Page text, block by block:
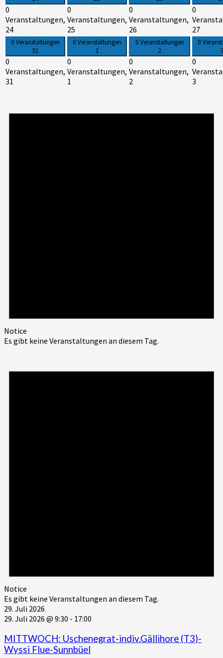
0
Veranstaltungen,
24
0
Veranstaltungen,
25
0
Veranstaltungen,
26
0
27
0 Veranstaltungen
31
0
Veranstaltungen,
31
0 Veranstaltungen
1
0
Veranstaltungen,
1
0 Veranstaltungen
2
0
Veranstaltungen,
2
0
0
3
Notice
Es gibt keine Veranstaltungen an diesem Tag.
Notice
Es gibt keine Veranstaltungen an diesem Tag.
29. Juli 2026
29. Juli 2026 @ 9:30 - 17:00
MITTWOCH: Uschenegrat-indiv.Gällihore (T3)-
Wyssi Flue-Sunnbüel